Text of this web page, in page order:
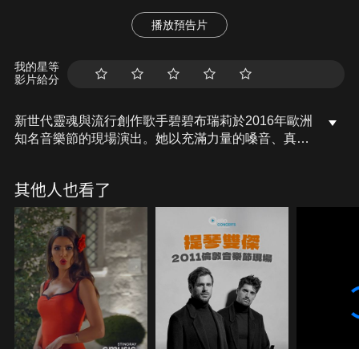
播放預告片
我的星等
影片給分
新世代靈魂與流行創作歌手碧碧布瑞莉於2016年歐洲
知名音樂節的現場演出。她以充滿力量的嗓音、真誠
滿滿的精彩演出。
其他人也看了